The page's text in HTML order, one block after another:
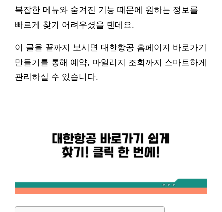
복잡한 메뉴와 숨겨진 기능 때문에 원하는 정보를
빠르게 찾기 어려우셨을 텐데요.
이 글을 끝까지 보시면 대한항공 홈페이지 바로가기
만들기를 통해 예약, 마일리지 조회까지 스마트하게
관리하실 수 있습니다.